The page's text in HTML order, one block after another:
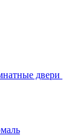
двери